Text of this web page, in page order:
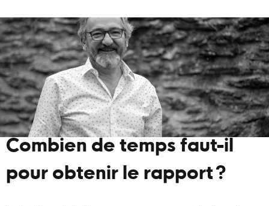
Combien de temps faut-il
pour obtenir le rapport ?